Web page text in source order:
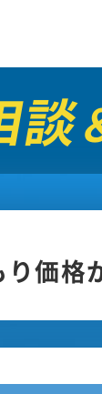
談
り価格